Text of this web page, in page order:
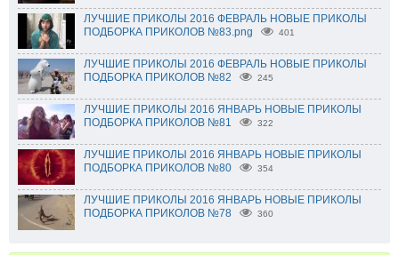
ЛУЧШИЕ ПРИКОЛЫ 2016 ФЕВРАЛЬ НОВЫЕ ПРИКОЛЫ
ПОДБОРКА ПРИКОЛОВ №83.png
401
ЛУЧШИЕ ПРИКОЛЫ 2016 ФЕВРАЛЬ НОВЫЕ ПРИКОЛЫ
ПОДБОРКА ПРИКОЛОВ №82
245
ЛУЧШИЕ ПРИКОЛЫ 2016 ЯНВАРЬ НОВЫЕ ПРИКОЛЫ
ПОДБОРКА ПРИКОЛОВ №81
322
ЛУЧШИЕ ПРИКОЛЫ 2016 ЯНВАРЬ НОВЫЕ ПРИКОЛЫ
ПОДБОРКА ПРИКОЛОВ №80
354
ЛУЧШИЕ ПРИКОЛЫ 2016 ЯНВАРЬ НОВЫЕ ПРИКОЛЫ
ПОДБОРКА ПРИКОЛОВ №78
360